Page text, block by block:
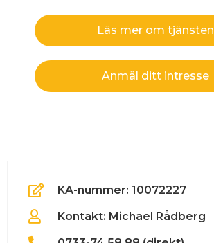
Läs mer om tjänsten
Anmäl ditt intresse
KA-nummer: 10072227
Kontakt: Michael Rådberg